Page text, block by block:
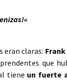
«
eran claras:
que
tiene un fuerte